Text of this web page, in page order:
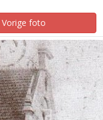
Vorige foto